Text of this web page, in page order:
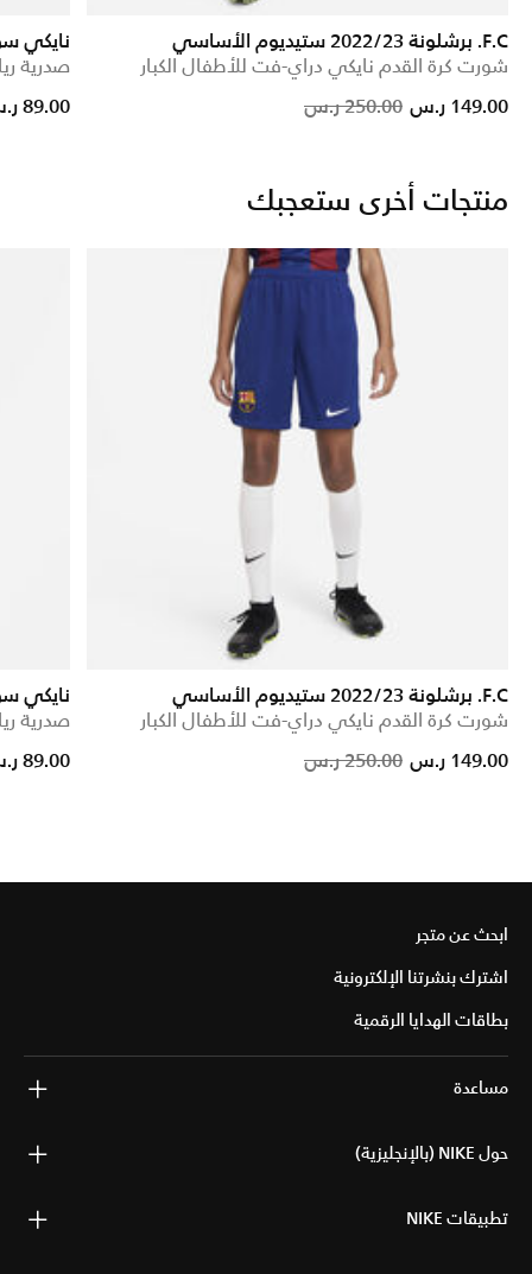
F.C. برشلونة 2022/23 ستيديوم الأساسي
شورت كرة القدم نايكي دراي-فت للأطفال الكبار
Price reduced from
250.00 ر.سto 149.00 ر.س
نايكي
صدرية
from89.00 ر.س
منتجات أخرى ستعجبك
F.C. برشلونة 2022/23 ستيديوم الأساسي
شورت كرة القدم نايكي دراي-فت للأطفال الكبار
Price reduced from
250.00 ر.سto 149.00 ر.س
نايكي
صدرية
from89.00 ر.س
ابحث عن متجر
اشترك بنشرتنا الإلكترونية
بطاقات الهدايا الرقمية
مساعدة
حول NIKE (بالإنجليزية)
تطبيقات NIKE